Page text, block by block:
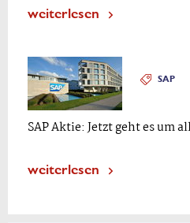
weiterlesen
SAP
SAP Aktie: Jetzt geht es um
weiterlesen